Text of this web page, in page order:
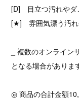
[D] 目立つ汚れやダ
[★] 雰囲気漂う汚れ
_ 複数のオンライ
となる場合がありま
◎ 商品の合計金額